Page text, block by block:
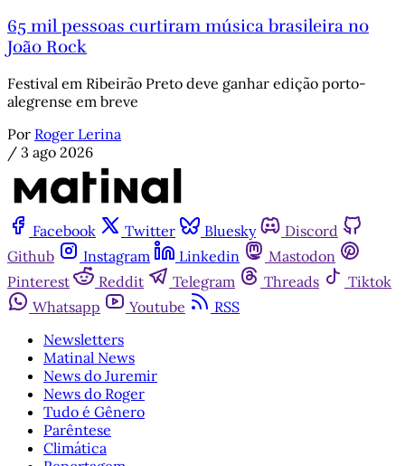
65 mil pessoas curtiram música brasileira no
João Rock
Festival em Ribeirão Preto deve ganhar edição porto-
alegrense em breve
Por Roger Lerina
/ 3 ago 2026
Facebook Twitter Bluesky
Discord
Github
Instagram Linkedin
Mastodon
Pinterest
Reddit Telegram Threads
Tiktok
Whatsapp
Youtube
RSS
Newsletters
Matinal News
News do Juremir
News do Roger
Tudo é Gênero
Parêntese
Climática